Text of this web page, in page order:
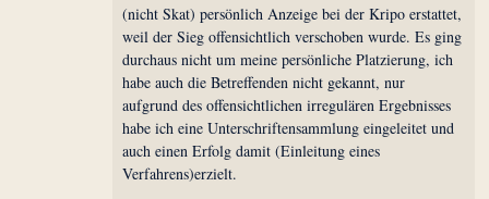
(nicht Skat) persönlich Anzeige bei der Kripo erstattet,
weil der Sieg offensichtlich verschoben wurde. Es ging
durchaus nicht um meine persönliche Platzierung, ich
habe auch die Betreffenden nicht gekannt, nur
aufgrund des offensichtlichen irregulären Ergebnisses
habe ich eine Unterschriftensammlung eingeleitet und
auch einen Erfolg damit (Einleitung eines
Verfahrens)erzielt.